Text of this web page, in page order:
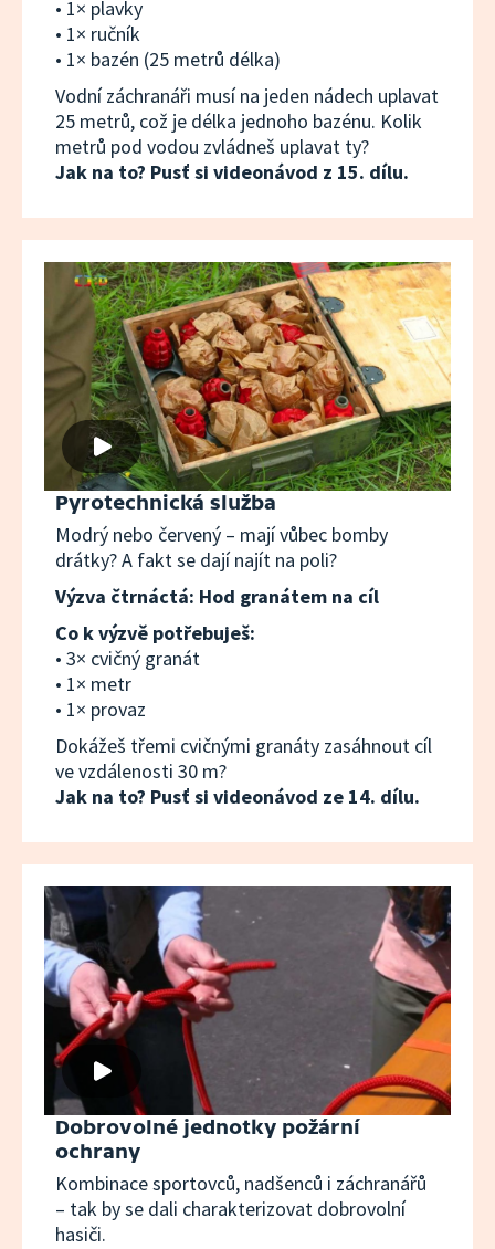
• 1× plavky
• 1× ručník
• 1× bazén (25 metrů délka)
Vodní záchranáři musí na jeden nádech uplavat
25 metrů, což je délka jednoho bazénu. Kolik
metrů pod vodou zvládneš uplavat ty?
Jak na to? Pusť si videonávod z 15. dílu.
Pyrotechnická služba
Modrý nebo červený – mají vůbec bomby
drátky? A fakt se dají najít na poli?
Výzva čtrnáctá: Hod granátem na cíl
Co k výzvě potřebuješ:
• 3× cvičný granát
• 1× metr
• 1× provaz
Dokážeš třemi cvičnými granáty zasáhnout cíl
ve vzdálenosti 30 m?
Jak na to? Pusť si videonávod ze 14. dílu.
Dobrovolné jednotky požární
ochrany
Kombinace sportovců, nadšenců i záchranářů
– tak by se dali charakterizovat dobrovolní
hasiči.